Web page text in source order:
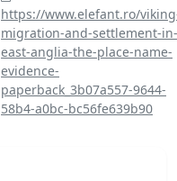
https://www.elefant.ro/
migration-and-settlement-in-
east-anglia-the-place-name-
evidence-
paperback_3b07a557-9644-
58b4-a0bc-bc56fe639b90